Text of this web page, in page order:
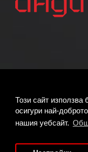
Този сайт използва
осигури най-
нашия уебсайт.